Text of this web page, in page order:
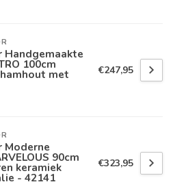
Handgemaakte
100cm
met €247,95
Moderne
90cm
keramiek
- 42141
€323,95